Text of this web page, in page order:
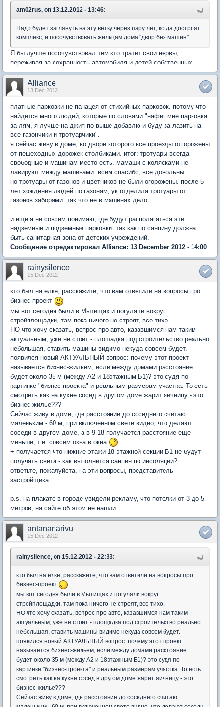
am02rus, on 13.12.2012 - 13:46:
Надо будет заглянуть на эту ветку через пару лет, когда достроят
комплекс, и посочувствовать жильцам дома "двор без машин".
Я бы лучше посочувствовал тем кто тратит свои нервы,
переживая за сохранность автомобиля и детей собственных.
Alliance
13 Dec 2012
платные парковки не панацея от стихийных парковок. потому что
найдется много людей, которые по словами "нафиг мне парковка
за лям, я лучше на джип по выше добавлю и буду за лазить на
все газончики и тротуарчики".
я сейчас живу в доме, во дворе которого все проезды отгорожены
от пешеходных дорожек столбиками. итог: тротуары всегда
свободные и машинам место есть. мамаши с колясками не
лавируют между машинами. всем спасибо, все довольны.
но тротуары от газонов и цветников не были огорожены. после 5
лет хождения людей по газонам, ук отделила тротуары от
газонов заборами. так что не в машинах дело.
и еще я не совсем понимаю, где будут располагаться эти
надземные и подземные парковки. так как по санпину должна
быть санитарная зона от детских учреждений.
Сообщение отредактировал Alliance: 13 December 2012 - 14:00
rainysilence
15 Dec 2012
кто был на ёлке, расскажите, что вам ответили на вопросы про
бизнес-проект
мы вот сегодня были в Мытищах и погуляли вокруг
стройплощадки, там пока ничего не строят, все тихо.
НО что хочу сказать, вопрос про авто, казавшимся нам таким
актуальным, уже не стоит - площадка под строительство реально
небольшая, ставить машины видимо некуда совсем будет.
появился новый АКТУАЛЬНЫЙ вопрос: почему этот проект
называется бизнес-жильем, если между домами расстояние
будет около 35 м (между А2 и 18этажным Б1)? это судя по
картинке "бизнес-проекта" и реальным размерам участка. То есть
смотреть как на кухне сосед в другом доме жарит яичницу - это
бизнес-жилье???
Сейчас живу в доме, где расстояние до соседнего считаю
маленьким - 60 м, при включенном свете видно, что делают
соседи в другом доме, а в 9-18 получается расстояние еще
меньше, т.е. совсем окна в окна
+ получается что нижние этажи 18-этажной секции Б1 не будут
получать света - как выполнится санпин по инсоляции?
ответьте, пожалуйста, на эти вопросы, представитель
застройщика.
p.s. на плакате в городе увидели рекламу, что потолки от 3 до 5
метров, на сайте об этом не нашли.
antananarivu
15 Dec 2012
rainysilence, on 15.12.2012 - 22:33:
кто был на ёлке, расскажите, что вам ответили на вопросы про
бизнес-проект
мы вот сегодня были в Мытищах и погуляли вокруг
стройплощадки, там пока ничего не строят, все тихо.
НО что хочу сказать, вопрос про авто, казавшимся нам таким
актуальным, уже не стоит - площадка под строительство реально
небольшая, ставить машины видимо некуда совсем будет.
появился новый АКТУАЛЬНЫЙ вопрос: почему этот проект
называется бизнес-жильем, если между домами расстояние
будет около 35 м (между А2 и 18этажным Б1)? это судя по
картинке "бизнес-проекта" и реальным размерам участка. То есть
смотреть как на кухне сосед в другом доме жарит яичницу - это
бизнес-жилье???
Сейчас живу в доме, где расстояние до соседнего считаю